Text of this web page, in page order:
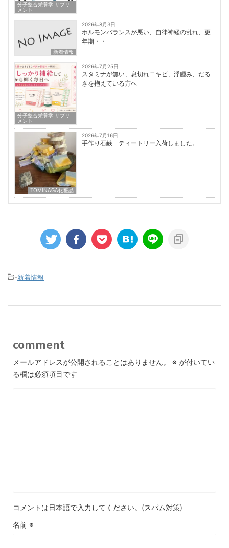
分子整合栄養学 サプリ
メント
新着情報
2026年8月3日
ホルモンバランスが悪い、自律神経の乱れ、更
年期・・
分子整合栄養学 サプリ
メント
2026年7月25日
スタミナが無い、息切れニキビ、浮腫み、だる
さを抱えている方へ
TOMINAGA化粧品
2026年7月16日
手作り石鹸 ティートリー入荷しました。
-新着情報
comment
メールアドレスが公開されることはありません。 ※ が付いてい
る欄は必須項目です
コメントは日本語で入力してください。(スパム対策)
名前 ※